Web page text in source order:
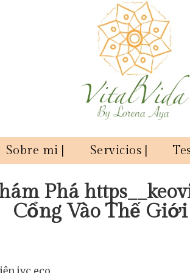
Sobre mi | Servicios |
Phá
Cổng Vào Thế
jvc eco